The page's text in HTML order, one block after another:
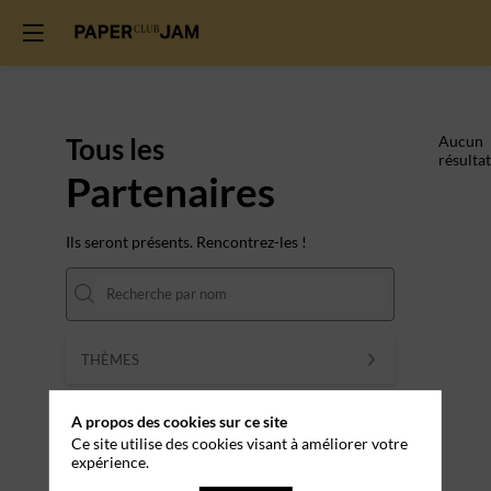
Tous les
Partenaires
Ils seront présents. Rencontrez-les !
THÈMES
Aucun
résultat
A propos des cookies sur ce site
Ce site utilise des cookies visant à améliorer votre
expérience.